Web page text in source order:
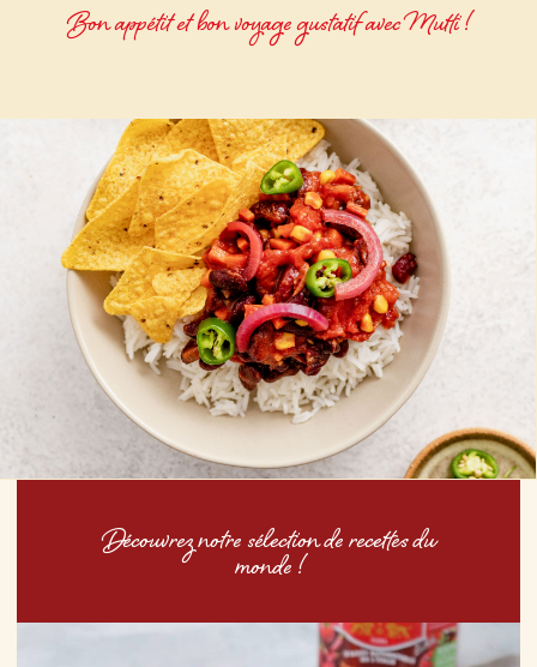
Bon appétit et bon voyage gustatif avec Mutti !
Découvrez notre sélection de recettes du
monde !